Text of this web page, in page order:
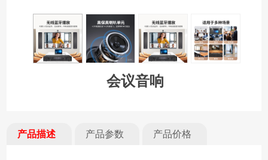
会议音响
产品描述 产品参数 产品价格